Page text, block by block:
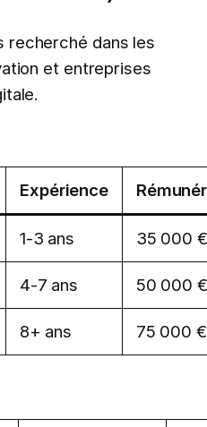
recherché dans les
et entreprises
Expérience
1-3 ans 35 000
4-7 ans 50 000
8+ ans 75 000